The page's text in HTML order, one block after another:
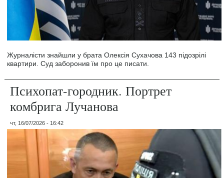
Журналісти знайшли у брата Олексія Сухачова 143 підозрілі
квартири. Суд заборонив їм про це писати.
Психопат-городник. Портрет
комбрига Лучанова
чт, 16/07/2026 - 16:42